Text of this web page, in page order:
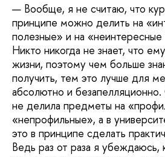
— Вообще, я не считаю, что
принципе можно делить на
полезные» и на
Никто никогда не знает, что
жизни, поэтому чем больше
получить, тем это лучше для
абсолютно и
не делила предметы на
«непрофильные», а в
это в принципе сделать
Ведь раз от раза я убеждаюсь,